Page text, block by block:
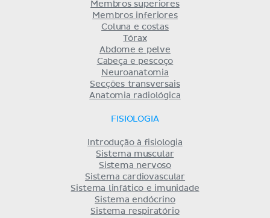
Membros superiores
Membros inferiores
Coluna e costas
Tórax
Abdome e pelve
Cabeça e pescoço
Neuroanatomia
Secções transversais
Anatomia radiológica
FISIOLOGIA
Introdução à fisiologia
Sistema muscular
Sistema nervoso
Sistema cardiovascular
Sistema linfático e imunidade
Sistema endócrino
Sistema respiratório